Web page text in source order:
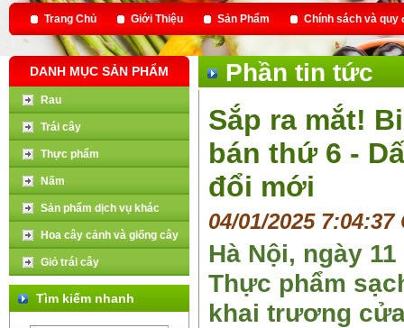
Trang Chủ Giới Thiệu Sản Phẩm Chính sách và quy
DANH MỤC SẢN PHẨM
Rau
Trái cây
Thực phẩm
Nấm
Sản phẩm dịch vụ khác
Hoa cây cảnh và giống cây
Giỏ trái cây
Tìm kiếm nhanh
Phần tin tức
Sắp ra mắt!
bán thứ 6 -
đổi mới
04/01/2025 7:04:37
Hà Nội, ngày
Thực phẩm
khai trương